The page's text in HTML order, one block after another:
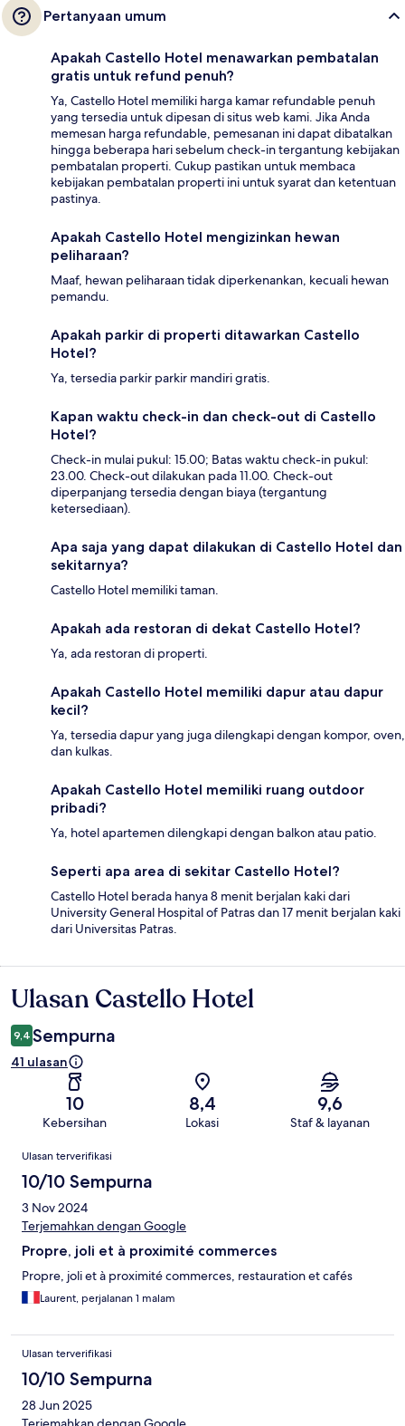
Pertanyaan umum
Apakah Castello Hotel menawarkan pembatalan
gratis untuk refund penuh?
Ya, Castello Hotel memiliki harga kamar refundable penuh
yang tersedia untuk dipesan di situs web kami. Jika Anda
memesan harga refundable, pemesanan ini dapat dibatalkan
hingga beberapa hari sebelum check-in tergantung kebijakan
pembatalan properti. Cukup pastikan untuk membaca
kebijakan pembatalan properti ini untuk syarat dan ketentuan
pastinya.
Apakah Castello Hotel mengizinkan hewan
peliharaan?
Maaf, hewan peliharaan tidak diperkenankan, kecuali hewan
pemandu.
Apakah parkir di properti ditawarkan Castello
Hotel?
Ya, tersedia parkir parkir mandiri gratis.
Kapan waktu check-in dan check-out di Castello
Hotel?
Check-in mulai pukul: 15.00; Batas waktu check-in pukul:
23.00. Check-out dilakukan pada 11.00. Check-out
diperpanjang tersedia dengan biaya (tergantung
ketersediaan).
Apa saja yang dapat dilakukan di Castello Hotel dan
sekitarnya?
Castello Hotel memiliki taman.
Apakah ada restoran di dekat Castello Hotel?
Ya, ada restoran di properti.
Apakah Castello Hotel memiliki dapur atau dapur
kecil?
Ya, tersedia dapur yang juga dilengkapi dengan kompor, oven,
dan kulkas.
Apakah Castello Hotel memiliki ruang outdoor
pribadi?
Ya, hotel apartemen dilengkapi dengan balkon atau patio.
Seperti apa area di sekitar Castello Hotel?
Castello Hotel berada hanya 8 menit berjalan kaki dari
University General Hospital of Patras dan 17 menit berjalan kaki
dari Universitas Patras.
Ulasan
Ulasan Castello Hotel
9,4 Sempurna
41 ulasan
10
Kebersihan
8,4
Lokasi
9,6
Staf & layanan
Ulasan
Ulasan terverifikasi
10/10 Sempurna
3 Nov 2024
Terjemahkan dengan Google
Propre, joli et à proximité commerces
Propre, joli et à proximité commerces, restauration et cafés
Laurent, perjalanan 1 malam
Ulasan terverifikasi
10/10 Sempurna
28 Jun 2025